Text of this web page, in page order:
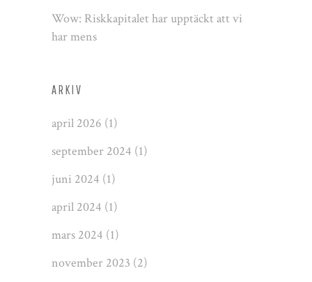
Wow: Riskkapitalet har upptäckt att vi
har mens
ARKIV
april 2026 (1)
september 2024 (1)
juni 2024 (1)
april 2024 (1)
mars 2024 (1)
november 2023 (2)